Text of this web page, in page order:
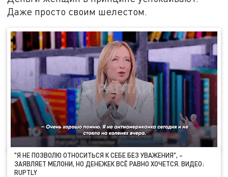
Даже просто своим шелестом.
"Я НЕ ПОЗВОЛЮ ОТНОСИТЬСЯ К СЕБЕ БЕЗ УВАЖЕНИЯ", –
ЗАЯВЛЯЕТ МЕЛОНИ, НО ДЕНЕЖЕК ВСЁ РАВНО ХОЧЕТСЯ. ВИДЕО:
RUPTLY